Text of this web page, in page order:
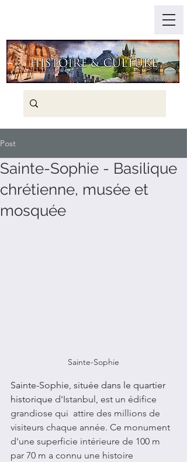
Post
Sainte-Sophie - Basilique
chrétienne, musée et
mosquée
Sainte-Sophie
Sainte-Sophie, située dans le quartier
historique d'Istanbul, est un édifice
grandiose qui  attire des millions de
visiteurs chaque année. Ce monument
d'une superficie intérieure de 100 m
par 70 m a connu une histoire